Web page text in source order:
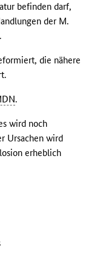
befinden darf,
der M.
die nähere
.
wird noch
Ursachen wird
erheblich